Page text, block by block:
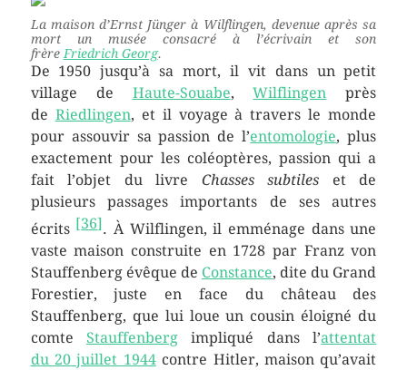
La maison d’Ernst Jünger à Wilflingen, devenue après sa
mort un musée consacré à l’écrivain et son
frère Friedrich Georg.
De 1950 jusqu’à sa mort, il vit dans un petit
village de Haute-Souabe,Wilflingen près
de Riedlingen, et il voyage à travers le monde
pour assouvir sa passion de l’entomologie, plus
exactement pour les coléoptères, passion qui a
fait l’objet du livre Chasses subtiles et de
plusieurs passages importants de ses autres
écrits [36]. À Wilflingen, il emménage dans une
vaste maison construite en 1728 par Franz von
Stauffenberg évêque de Constance, dite du Grand
Forestier, juste en face du château des
Stauffenberg, que lui loue un cousin éloigné du
comteStauffenberg impliqué dans l’attentat
du 20 juillet 1944contre Hitler, maison qu’avait